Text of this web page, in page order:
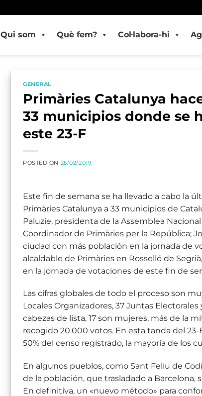
Qui som Què fem? Col·labora-hi
GENERAL
Primàries Catalunya
33 municipios donde se
este 23-F
POSTED ON 25/02/2019
Este fin de semana se ha llevado a cabo la
Primàries Catalunya a 33 municipios de
Paluzie, presidenta de la Assemblea
Coordinador de Primàries per la República;
ciudad con más población en la jornada de
alcaldable de Primàries en Rosselló de
en la jornada de votaciones de este fin de
Las cifras globales de todo el proceso son
Locales Organizadores, 37 Juntas
cabezas de lista, 17 son mujeres, más de la
recogido 20.000 votos. En esta tanda del
50% del censo registrado, la mayoría de los
En algunos pueblos, como Sant Feliu de
de la población, que trasladado a Barcelona,
En definitiva, un «nuevo método» para